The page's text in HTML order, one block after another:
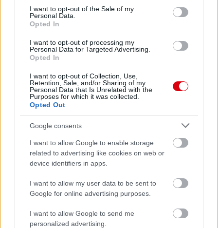
consent section.
I want to opt-out of the Sale of my
Personal Data.
Opted In
I want to opt-out of processing my
Personal Data for Targeted Advertising.
Opted In
I want to opt-out of Collection, Use,
Retention, Sale, and/or Sharing of my
Personal Data that Is Unrelated with the
Purposes for which it was collected.
Opted Out
Google consents
I want to allow Google to enable storage
related to advertising like cookies on web or
device identifiers in apps.
I want to allow my user data to be sent to
Google for online advertising purposes.
I want to allow Google to send me
personalized advertising.
AC MilanvsManchester United2026-08-15 18:00
Támogasd adományoddal
a ManUtdFanatics.hu működését!
Kapcsolódó hírek
MANCHESTER UNITED